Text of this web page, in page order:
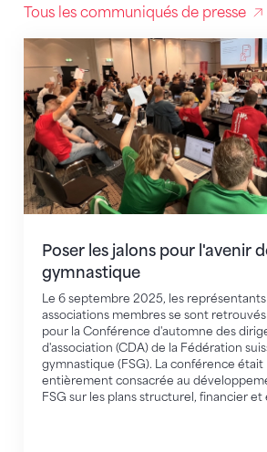
Tous les communiqués de presse
Poser les jalons pour l'avenir
gymnastique
Le 6 septembre 2025, les
associations membres se sont
pour la Conférence d'automne des
d'association (CDA) de la Fédération
gymnastique (FSG). La conférence était
entièrement consacrée au
FSG sur les plans structurel, financier et
Poser les jalons pour l'avenir de